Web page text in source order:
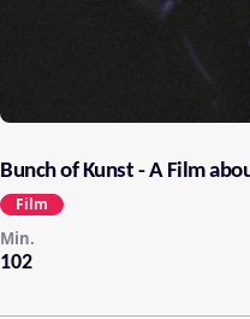
Bunch of Kunst - A Film
102
Min.
Film